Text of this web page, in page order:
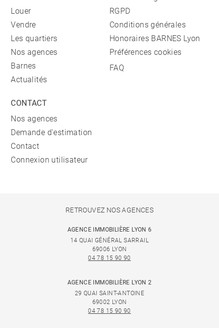
Louer
Vendre
Les quartiers
Nos agences
Barnes
Actualités
RGPD
Conditions générales
Honoraires BARNES Lyon
Préférences cookies
FAQ
CONTACT
Nos agences
Demande d'estimation
Contact
Connexion utilisateur
RETROUVEZ NOS AGENCES
AGENCE IMMOBILIÈRE LYON 6
14 QUAI GÉNÉRAL SARRAIL
69006 LYON
04 78 15 90 90
AGENCE IMMOBILIÈRE LYON 2
29 QUAI SAINT-ANTOINE
69002 LYON
04 78 15 90 90